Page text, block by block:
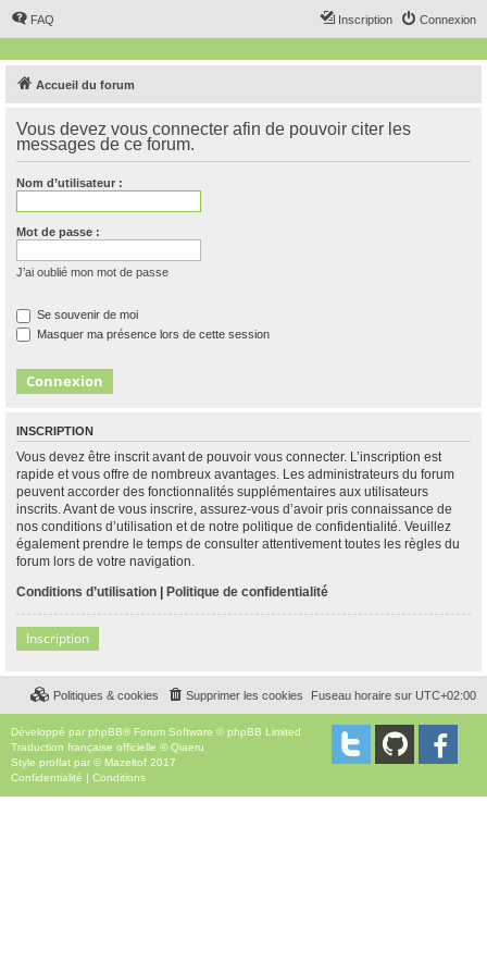
FAQ Connexion
Inscription
Accueil du forum
Vous devez vous connecter afin de pouvoir citer les
messages de ce forum.
Nom d’utilisateur :
Mot de passe :
J’ai oublié mon mot de passe
Se souvenir de moi
Masquer ma présence lors de cette session
INSCRIPTION
Vous devez être inscrit avant de pouvoir vous connecter. L’inscription est
rapide et vous offre de nombreux avantages. Les administrateurs du forum
peuvent accorder des fonctionnalités supplémentaires aux utilisateurs
inscrits. Avant de vous inscrire, assurez-vous d’avoir pris connaissance de
nos conditions d’utilisation et de notre politique de confidentialité. Veuillez
également prendre le temps de consulter attentivement toutes les règles du
forum lors de votre navigation.
Conditions d’utilisation | Politique de confidentialité
Inscription
Fuseau horaire sur UTC+02:00
Supprimer les cookies
Politiques & cookies
Développé par phpBB® Forum Software © phpBB Limited
Traduction française officielle ©Qiaeru
Style proflat par © Mazeltof 2017
Confidentialité | Conditions